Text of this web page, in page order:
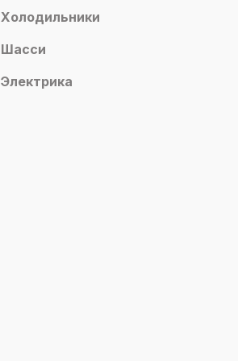
Холодильники
Шасси
Электрика